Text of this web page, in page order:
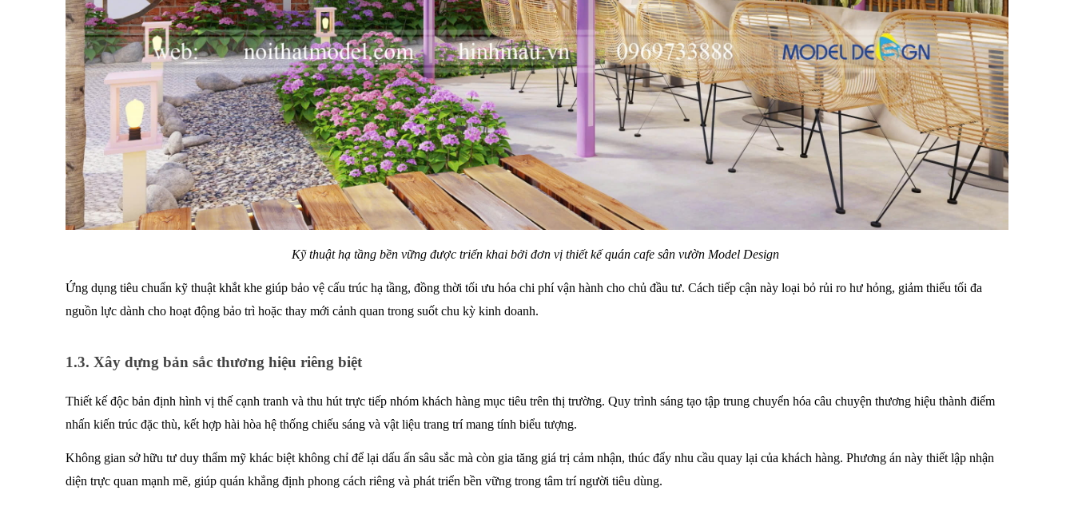
Kỹ thuật hạ tầng bền vững được triển khai bởi đơn vị thiết kế quán cafe sân vườn Model Design
Ứng dụng tiêu chuẩn kỹ thuật khắt khe giúp bảo vệ cấu trúc hạ tầng, đồng thời tối ưu hóa chi phí vận hành cho chủ đầu tư. Cách tiếp cận này loại bỏ rủi ro hư hỏng, giảm thiểu tối đa
nguồn lực dành cho hoạt động bảo trì hoặc thay mới cảnh quan trong suốt chu kỳ kinh doanh.
1.3. Xây dựng bản sắc thương hiệu riêng biệt
Thiết kế độc bản định hình vị thế cạnh tranh và thu hút trực tiếp nhóm khách hàng mục tiêu trên thị trường. Quy trình sáng tạo tập trung chuyển hóa câu chuyện thương hiệu thành điểm
nhấn kiến trúc đặc thù, kết hợp hài hòa hệ thống chiếu sáng và vật liệu trang trí mang tính biểu tượng.
Không gian sở hữu tư duy thẩm mỹ khác biệt không chỉ để lại dấu ấn sâu sắc mà còn gia tăng giá trị cảm nhận, thúc đẩy nhu cầu quay lại của khách hàng. Phương án này thiết lập nhận
diện trực quan mạnh mẽ, giúp quán khẳng định phong cách riêng và phát triển bền vững trong tâm trí người tiêu dùng.